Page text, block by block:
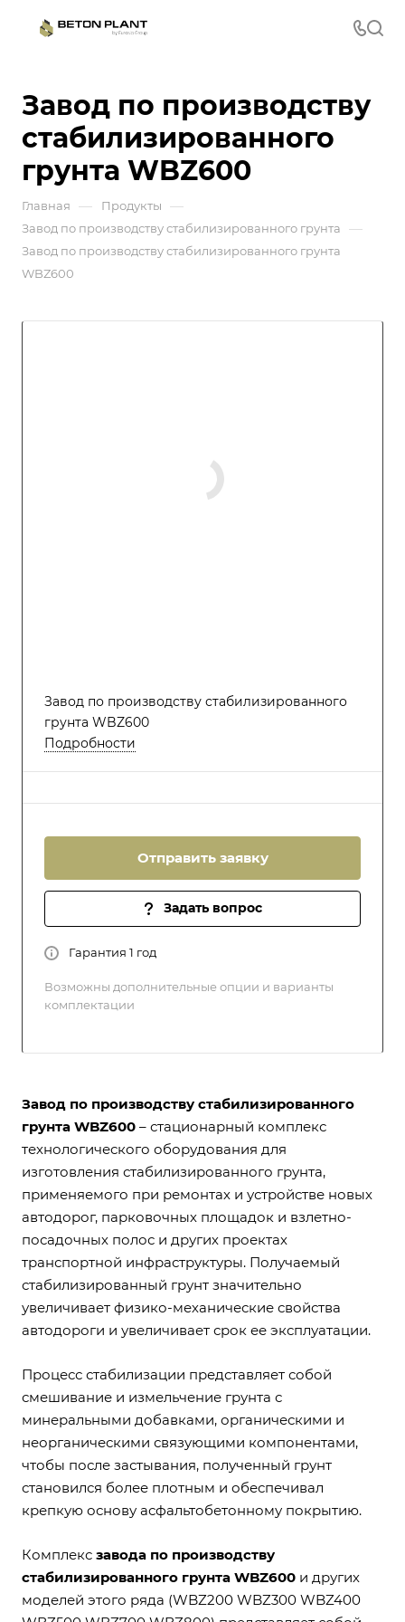
Завод по производству
стабилизированного
грунта WBZ600
Главная — Продукты —
Завод по производству стабилизированного грунта —
Завод по производству стабилизированного грунта
WBZ600
Завод по производству стабилизированного
грунта WBZ600
Подробности
Отправить заявку
Задать вопрос
Гарантия 1 год
Возможны дополнительные опции и варианты
комплектации
Завод по производству стабилизированного
грунта WBZ600 – стационарный комплекс
технологического оборудования для
изготовления стабилизированного грунта,
применяемого при ремонтах и устройстве новых
автодорог, парковочных площадок и взлетно-
посадочных полос и других проектах
транспортной инфраструктуры. Получаемый
стабилизированный грунт значительно
увеличивает физико-механические свойства
автодороги и увеличивает срок ее эксплуатации.
Процесс стабилизации представляет собой
смешивание и измельчение грунта с
минеральными добавками, органическими и
неорганическими связующими компонентами,
чтобы после застывания, полученный грунт
становился более плотным и обеспечивал
крепкую основу асфальтобетонному покрытию.
Комплекс завода по производству
стабилизированного грунта WBZ600 и других
моделей этого ряда (WBZ200 WBZ300 WBZ400